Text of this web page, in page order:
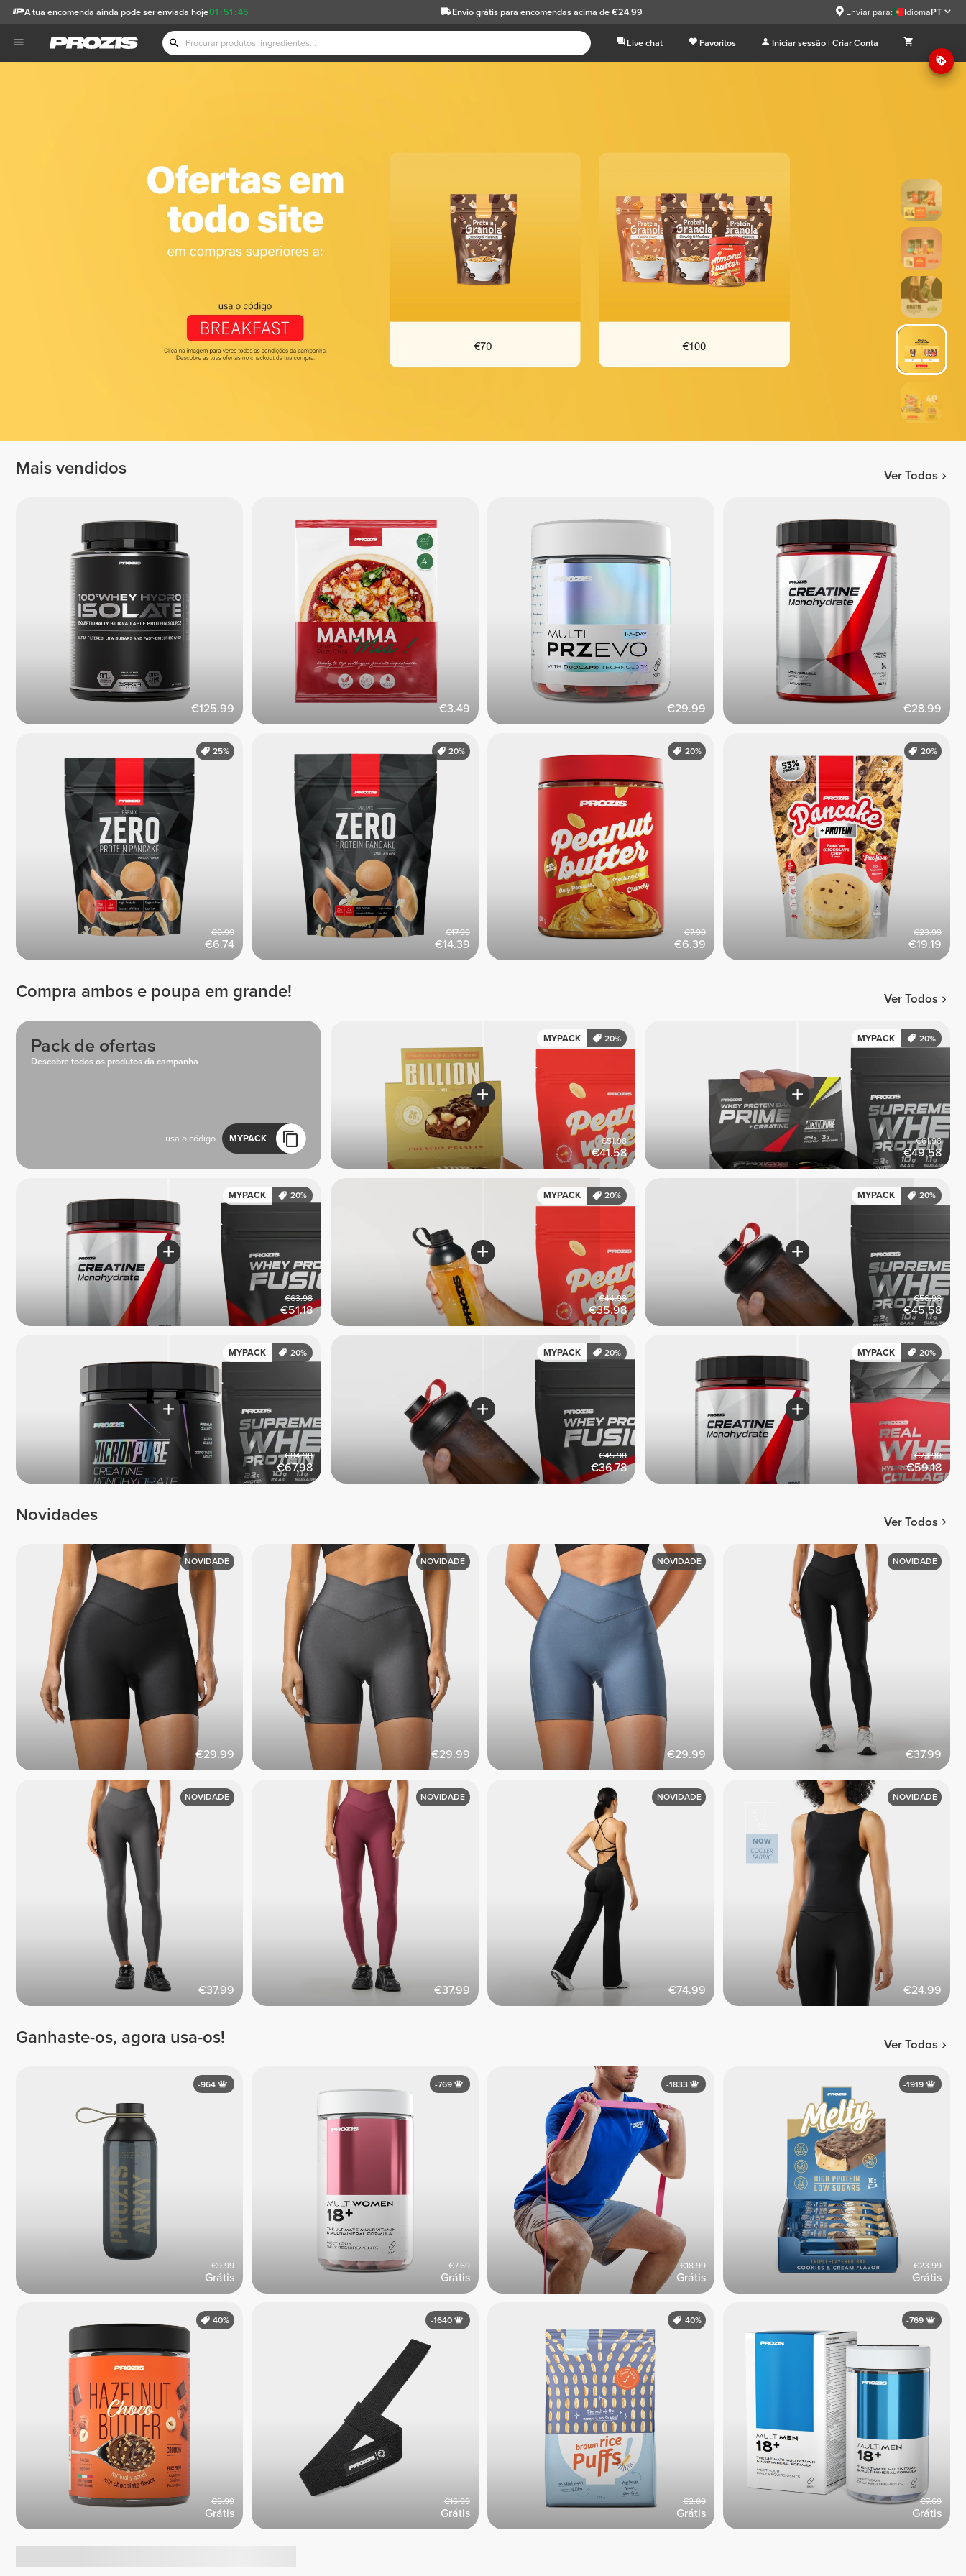
01 : 51 :42
A tua encomenda ainda pode ser enviada hoje Envio grátispara encomendas acima de €24.99 Enviar para: IdiomaPT
Live chat Favoritos Iniciar sessão | Criar Conta
Mais vendidos Ver Todos
€125.99 €3.49 €29.99 €28.99
€6.74
€8.99
25%
€14.39
€17.99
20%
€6.39
€7.99
20%
€19.19
€23.99
20%
Compra ambos e poupa em grande! Ver Todos
Pack de ofertas
Descobre todos os produtos da campanha
usa o código MYPACK
MYPACK 20%
€41.58
€51.98
MYPACK 20%
€49.58
€61.98
MYPACK 20%
€51.18
€63.98
MYPACK 20%
€35.98
€44.98
MYPACK 20%
€45.58
€56.98
MYPACK 20%
€67.98
€84.98
MYPACK 20%
€36.78
€45.98
MYPACK 20%
€59.18
€73.98
Novidades Ver Todos
€29.99
NOVIDADE
€29.99
NOVIDADE
€29.99
NOVIDADE
€37.99
NOVIDADE
€37.99
NOVIDADE
€37.99
NOVIDADE
€74.99
NOVIDADE
€24.99
NOVIDADE
Ganhaste-os, agora usa-os! Ver Todos
Grátis
€9.99
-964
Grátis
€7.69
-769
Grátis
€18.99
-1833
Grátis
€23.99
-1919
Grátis
€5.99
40%
Grátis
€16.99
-1640
Grátis
€2.09
40%
Grátis
€7.69
-769